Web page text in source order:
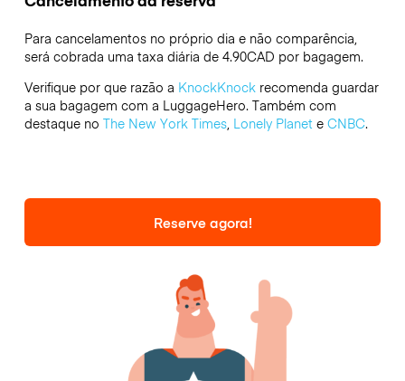
Para cancelamentos no próprio dia e não comparência,
será cobrada uma taxa diária de 4.90CAD por bagagem.
Verifique por que razão a KnockKnockrecomenda guardar
a sua bagagem com a LuggageHero. Também com
destaque no The New York Times, Lonely Planete CNBC.
Reserve agora!